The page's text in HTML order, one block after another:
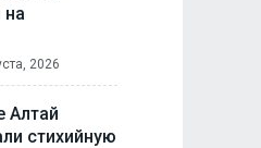
на
2026
Алтай
стихийную